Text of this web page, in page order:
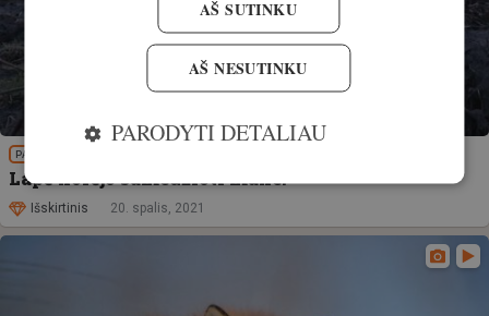
PATIRTIS
Lapė norėjo sumedžioti mane!
Išskirtinis 20. spalis, 2021
AŠ SUTINKU
AŠ NESUTINKU
PARODYTI DETALIAU